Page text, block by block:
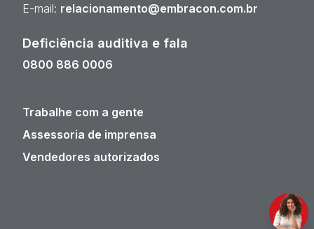
E-mail: relacionamento@embracon.com.br
Deficiência auditiva e fala
0800 886 0006
Trabalhe com a gente
Assessoria de imprensa
Vendedores autorizados